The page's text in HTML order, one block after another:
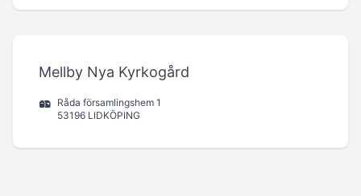
Mellby Nya Kyrkogård
Råda församlingshem 1
53196 LIDKÖPING